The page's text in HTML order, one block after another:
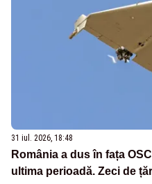
31 iul. 2026, 18:48
România a dus în fața
ultima perioadă. Zeci de